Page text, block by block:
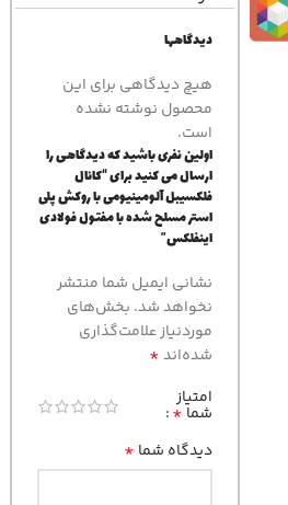
دیدگاهها
هیچ دیدگاهی برای این
محصول نوشته نشده
است.
اولین نفری باشید که دیدگاهی را
ارسال می کنید برای “کانال
فلکسیبل آلومینیومی با روکش پلی
استر مسلح شده با مفتول فولادی
اینفلکس”
نشانی ایمیل شما منتشر
نخواهد شد. بخش‌های
موردنیاز علامت‌گذاری
شده‌اند*
امتیاز
شما *
دیدگاه شما *